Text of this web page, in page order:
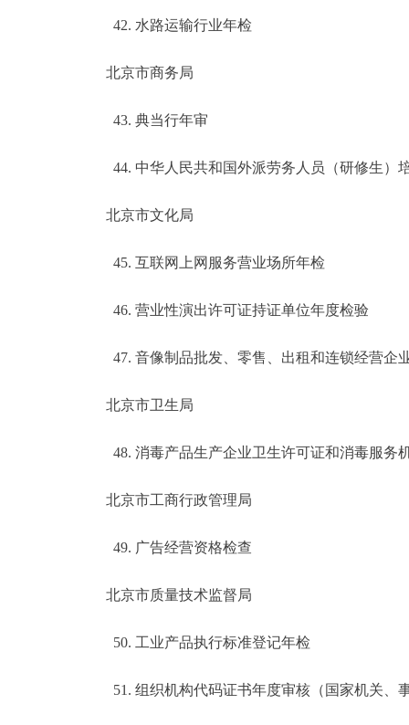
42. 水路运输行业年检
北京市商务局
43. 典当行年审
44. 中华人民共和国外派劳务人员（研修生）
北京市文化局
45. 互联网上网服务营业场所年检
46. 营业性演出许可证持证单位年度检验
47. 音像制品批发、零售、出租和连锁经营企
北京市卫生局
48. 消毒产品生产企业卫生许可证和消毒服务
北京市工商行政管理局
49. 广告经营资格检查
北京市质量技术监督局
50. 工业产品执行标准登记年检
51. 组织机构代码证书年度审核（国家机关、